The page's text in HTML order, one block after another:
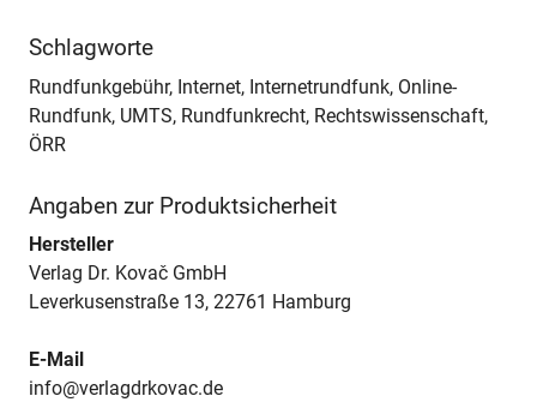
Schlagworte
Rundfunkgebühr, Internet, Internetrundfunk, Online-
Rundfunk, UMTS, Rundfunkrecht, Rechtswissenschaft,
ÖRR
Angaben zur Produktsicherheit
Hersteller
Verlag Dr. Kovač GmbH
Leverkusenstraße 13, 22761 Hamburg
E-Mail
info@verlagdrkovac.de